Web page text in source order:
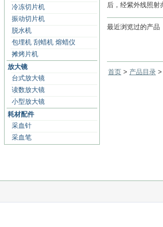
冷冻切片机
振动切片机
脱水机
包埋机 刮蜡机 熔蜡仪
摊烤片机
放大镜
台式放大镜
读数放大镜
小型放大镜
耗材配件
采血针
采血笔
后，经紫外线照射
最近浏览过的产品
首页 > 产品目录 >